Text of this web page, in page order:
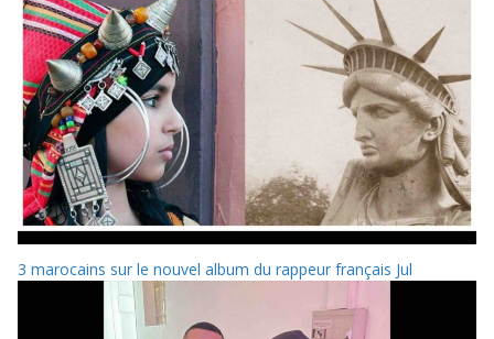
3 marocains sur le nouvel album du rappeur français Jul